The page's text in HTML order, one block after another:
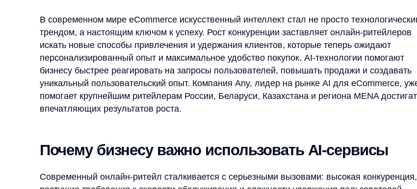
уникальный пользовательский опыт. Компания Any, лидер на рынке AI для eCommerce, уже
помогает крупнейшим ритейлерам России, Беларуси, Казахстана и региона MENA достигать
впечатляющих результатов роста.
Почему бизнесу важно использовать AI-сервисы
Современный онлайн-ритейл сталкивается с серьезными вызовами: высокая конкуренция,
растущие требования к скорости обслуживания и сложности удержания пользователей
при совершении покупок.
AI-сервисы помогают автоматизировать ключевые процессы, улучшать клиентский опыт,
сокращать операционные издержки и повышать точность бизнес-решений. Благодаря